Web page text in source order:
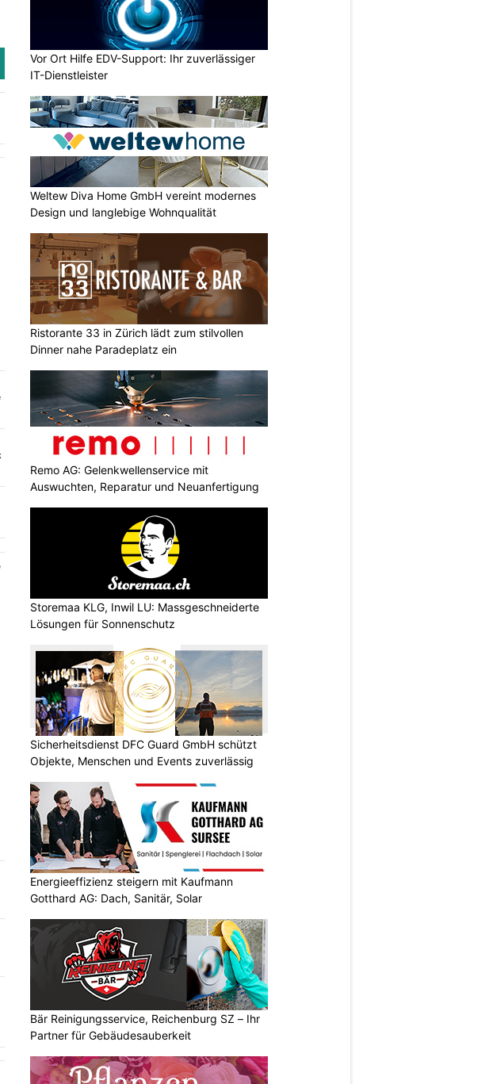
Vor Ort Hilfe EDV-Support: Ihr zuverlässiger
IT-Dienstleister
Weltew Diva Home GmbH vereint modernes
Design und langlebige Wohnqualität
Ristorante 33 in Zürich lädt zum stilvollen
Dinner nahe Paradeplatz ein
Remo AG: Gelenkwellenservice mit
Auswuchten, Reparatur und Neuanfertigung
Storemaa KLG, Inwil LU: Massgeschneiderte
Lösungen für Sonnenschutz
Sicherheitsdienst DFC Guard GmbH schützt
Objekte, Menschen und Events zuverlässig
Energieeffizienz steigern mit Kaufmann
Gotthard AG: Dach, Sanitär, Solar
Bär Reinigungsservice, Reichenburg SZ – Ihr
Partner für Gebäudesauberkeit